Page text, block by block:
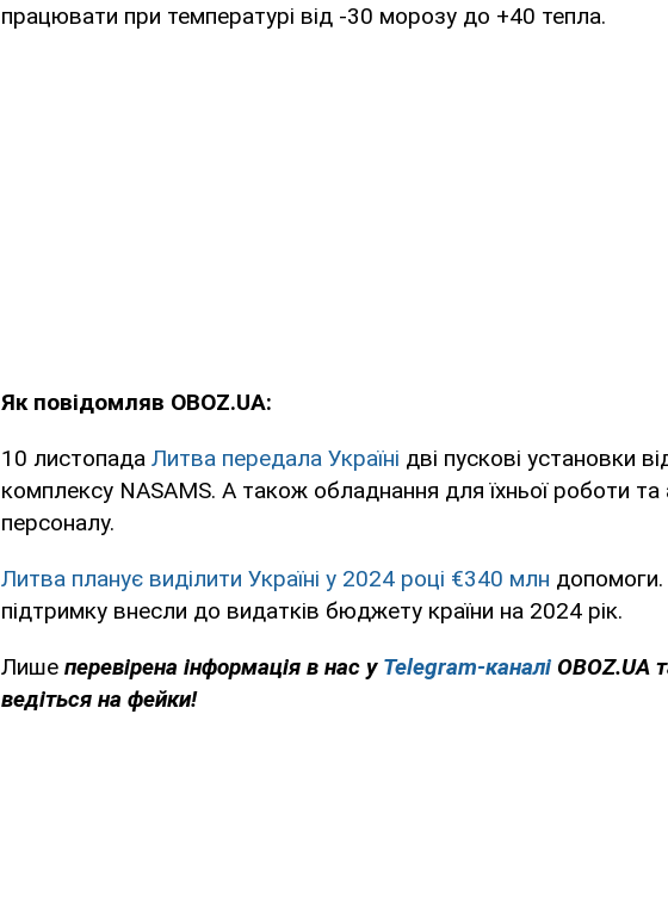
працювати при температурі від -30 морозу до +40 тепла.
Як повідомляв OBOZ.UA:
10 листопада Литва передала Україні дві пускові установки
комплексу NASAMS. А також обладнання для їхньої роботи та
персоналу.
Литва планує виділити Україні у 2024 році €340 млн
підтримку внесли до видатків бюджету країни на 2024 рік.
Лише перевірена інформація в нас у Telegram-каналі OBOZ.UA
ведіться на фейки!